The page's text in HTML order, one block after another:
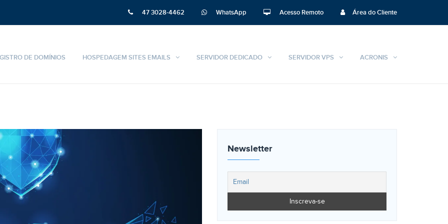
47 3028-4462 WhatsApp Acesso Remoto Área do Cliente
DE DOMÍNIOS HOSPEDAGEM SITES EMAILS SERVIDOR DEDICADO SERVIDOR VPS ACRONIS
Newsletter